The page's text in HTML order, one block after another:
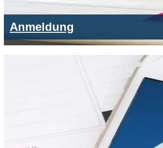
Anmeldung